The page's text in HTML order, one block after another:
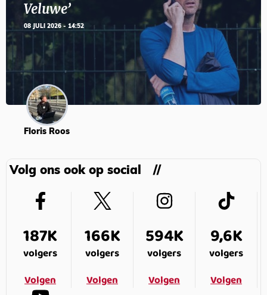
Veluwe’
08 JULI 2026 - 14:52
Floris Roos
Volg ons ook op social
187K
volgers
Volgen
166K
volgers
Volgen
594K
volgers
Volgen
9,6K
volgers
Volgen